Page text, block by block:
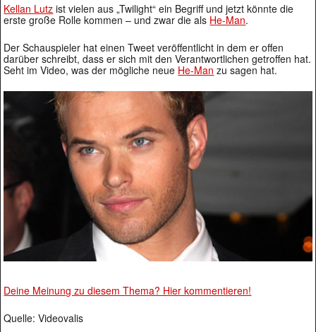
Kellan Lutz ist vielen aus „Twilight“ ein Begriff und jetzt könnte die
erste große Rolle kommen – und zwar die als He-Man.
Der Schauspieler hat einen Tweet veröffentlicht in dem er offen
darüber schreibt, dass er sich mit den Verantwortlichen getroffen hat.
Seht im Video, was der mögliche neue He-Man zu sagen hat.
Deine Meinung zu diesem Thema? Hier kommentieren!
Quelle: Videovalis